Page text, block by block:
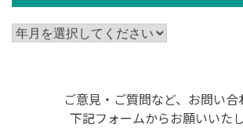
シ
ご意見・ご質問など、お問い合
下記フォームからお願いいたし